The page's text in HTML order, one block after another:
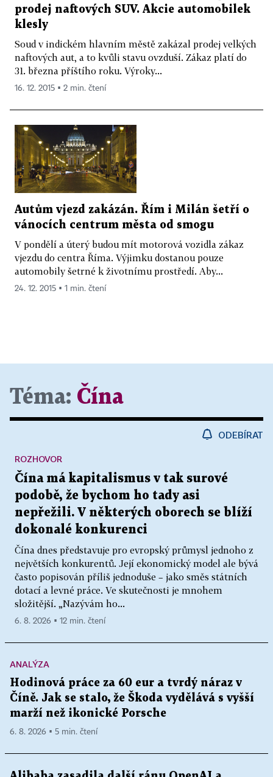
prodej naftových SUV. Akcie automobilek
klesly
Soud v indickém hlavním městě zakázal prodej velkých
naftových aut, a to kvůli stavu ovzduší. Zákaz platí do
31. března příštího roku. Výroky...
16. 12. 2015 ▪ 2 min. čtení
Autům vjezd zakázán. Řím i Milán šetří o
vánocích centrum města od smogu
V pondělí a úterý budou mít motorová vozidla zákaz
vjezdu do centra Říma. Výjimku dostanou pouze
automobily šetrné k životnímu prostředí. Aby...
24. 12. 2015 ▪ 1 min. čtení
Téma: Čína
ODEBÍRAT
Čína má kapitalismus v tak surové
podobě, že bychom ho tady asi
nepřežili. V některých oborech se blíží
dokonalé konkurenci
Čína dnes představuje pro evropský průmysl jednoho z
největších konkurentů. Její ekonomický model ale bývá
často popisován příliš jednoduše – jako směs státních
dotací a levné práce. Ve skutečnosti je mnohem
složitější. „Nazývám ho...
ROZHOVOR
6. 8. 2026 ▪ 12 min. čtení
ANALÝZA
Hodinová práce za 60 eur a tvrdý náraz v
Číně. Jak se stalo, že Škoda vydělává s vyšší
marží než ikonické Porsche
6. 8. 2026 ▪ 5 min. čtení